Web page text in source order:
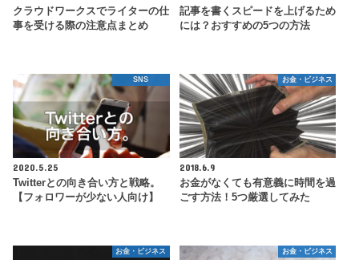
クラウドワークスでライターの仕
事を受ける際の注意点まとめ
記事を書くスピードを上げるため
には？おすすめの5つの方法
SNS
2020.5.25
Twitterとの向き合い方と戦略。
【フォロワーが少ない人向け】
お金・ビジネス
2018.6.9
お金がなくても有意義に時間を過
ごす方法！5つ厳選してみた
お金・ビジネス お金・ビジネス